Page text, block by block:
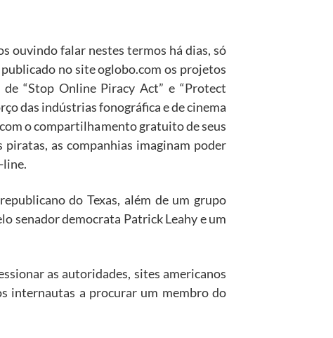
ouvindo falar nestes termos há dias, só
no site oglobo.com os projetos
“Stop Online Piracy Act” e “Protect
das indústrias fonográfica e de cinema
o compartilhamento gratuito de seus
as companhias imaginam poder
line.
do Texas, além de um grupo
senador democrata Patrick Leahy e um
as autoridades, sites americanos
internautas a procurar um membro do